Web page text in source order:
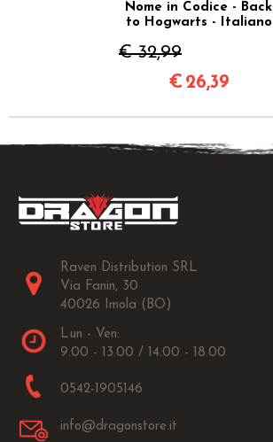
Nome in Codice - Back
to Hogwarts - Italiano
€ 32,99
€ 26,39
Raven Distribution SRL
Via Fanin, 30
40026 Imola (BO)
Lun - Ven:
9.00 - 13.00 / 14.00 - 18.00
0542-1905146
info@dragonstore.it